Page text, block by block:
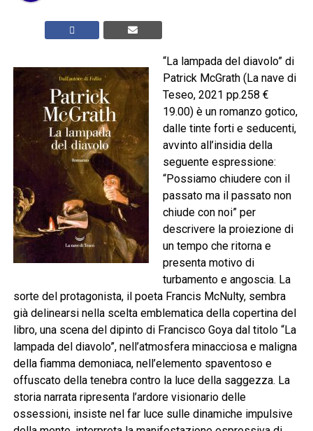
“La lampada del diavolo” di
Patrick McGrath (La nave di
Teseo, 2021 pp.258 €
19.00) è un romanzo gotico,
dalle tinte forti e seducenti,
avvinto all’insidia della
seguente espressione:
“Possiamo chiudere con il
passato ma il passato non
chiude con noi” per
descrivere la proiezione di
un tempo che ritorna e
presenta motivo di
turbamento e angoscia. La
sorte del protagonista, il poeta Francis McNulty, sembra
già delinearsi nella scelta emblematica della copertina del
libro, una scena del dipinto di Francisco Goya dal titolo “La
lampada del diavolo”, nell’atmosfera minacciosa e maligna
della fiamma demoniaca, nell’elemento spaventoso e
offuscato della tenebra contro la luce della saggezza. La
storia narrata ripresenta l’ardore visionario delle
ossessioni, insiste nel far luce sulle dinamiche impulsive